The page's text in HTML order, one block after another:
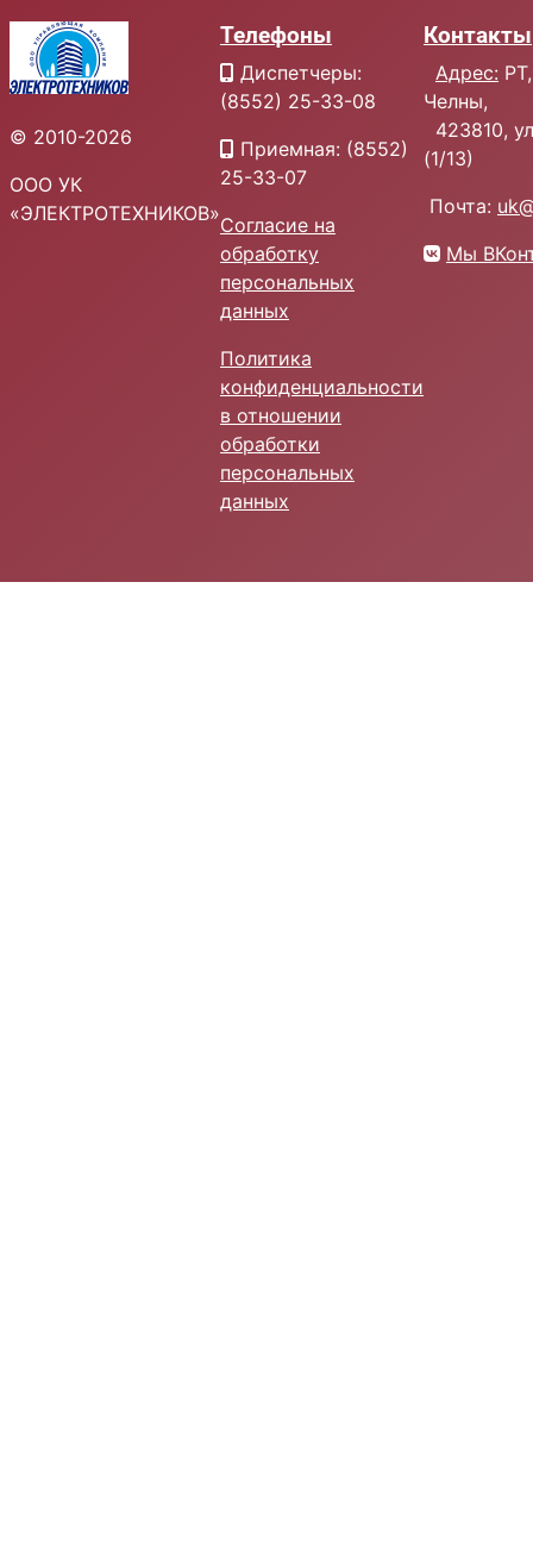
© 2010-2026
ООО УК
«ЭЛЕКТРОТЕХНИКОВ»
Телефоны
Диспетчеры:
(8552) 25-33-08
Приемная: (8552)
25-33-07
Согласие на
обработку
персональных
данных
Политика
конфиденциальности
в отношении
обработки
персональных
данных
Контакты
Адрес:
Челны,
423810,
(1/13)
Почта:
Мы